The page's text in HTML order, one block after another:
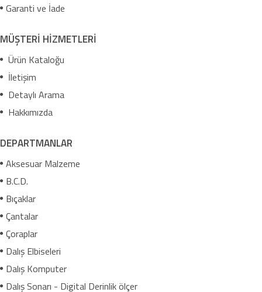
Garanti ve İade
MÜŞTERİ HİZMETLERİ
Ürün Kataloğu
İletişim
Detaylı Arama
Hakkımızda
DEPARTMANLAR
Aksesuar Malzeme
B.C.D.
Bıçaklar
Çantalar
Çoraplar
Dalış Elbiseleri
Dalış Komputer
Dalış Sonarı - Digital Derinlik ölçer